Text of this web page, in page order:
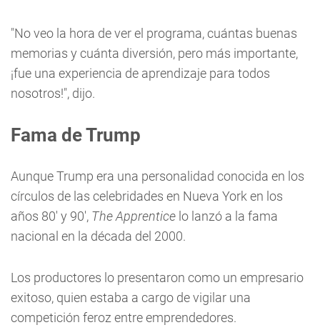
"No veo la hora de ver el programa, cuántas buenas
memorias y cuánta diversión, pero más importante,
¡fue una experiencia de aprendizaje para todos
nosotros!", dijo.
Fama de Trump
Aunque Trump era una personalidad conocida en los
círculos de las celebridades en Nueva York en los
años 80' y 90', The Apprentice lo lanzó a la fama
nacional en la década del 2000.
Los productores lo presentaron como un empresario
exitoso, quien estaba a cargo de vigilar una
competición feroz entre emprendedores.